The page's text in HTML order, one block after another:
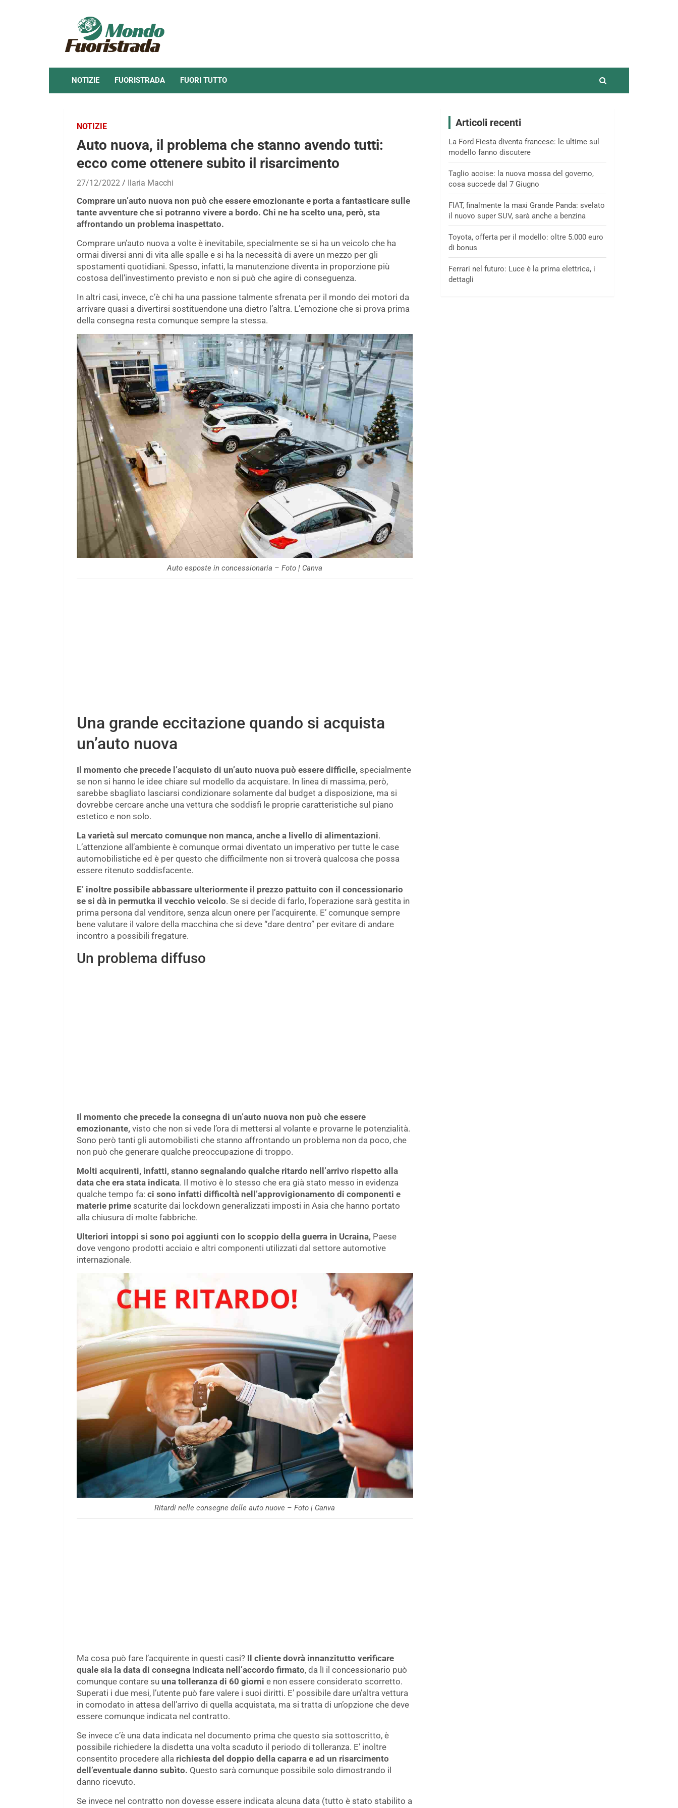
NOTIZIE FUORISTRADA FUORI TUTTO
NOTIZIE
Auto nuova, il problema che stanno avendo tutti:
ecco come ottenere subito il risarcimento
27/12/2022 Ilaria Macchi
Comprare un’auto nuova non può che essere emozionante e porta a fantasticare sulle
tante avventure che si potranno vivere a bordo. Chi ne ha scelto una, però, sta
affrontando un problema inaspettato.
Comprare un’auto nuova a volte è inevitabile, specialmente se si ha un veicolo che ha
ormai diversi anni di vita alle spalle e si ha la necessità di avere un mezzo per gli
spostamenti quotidiani. Spesso, infatti, la manutenzione diventa in proporzione più
costosa dell’investimento previsto e non si può che agire di conseguenza.
In altri casi, invece, c’è chi ha una passione talmente sfrenata per il mondo dei motori da
arrivare quasi a divertirsi sostituendone una dietro l’altra. L’emozione che si prova prima
della consegna resta comunque sempre la stessa.
Auto esposte in concessionaria – Foto | Canva
Una grande eccitazione quando si acquista
un’auto nuova
Il momento che precede l’acquisto di un’auto nuova può essere difficile, specialmente
se non si hanno le idee chiare sul modello da acquistare. In linea di massima, però,
sarebbe sbagliato lasciarsi condizionare solamente dal budget a disposizione, ma si
dovrebbe cercare anche una vettura che soddisfi le proprie caratteristiche sul piano
estetico e non solo.
La varietà sul mercato comunque non manca, anche a livello di alimentazioni.
L’attenzione all’ambiente è comunque ormai diventato un imperativo per tutte le case
automobilistiche ed è per questo che difficilmente non si troverà qualcosa che possa
essere ritenuto soddisfacente.
E’ inoltre possibile abbassare ulteriormente il prezzo pattuito con il concessionario
se si dà in permutka il vecchio veicolo. Se si decide di farlo, l’operazione sarà gestita in
prima persona dal venditore, senza alcun onere per l’acquirente. E’ comunque sempre
bene valutare il valore della macchina che si deve “dare dentro” per evitare di andare
incontro a possibili fregature.
Un problema diffuso
Il momento che precede la consegna di un’auto nuova non può che essere
emozionante, visto che non si vede l’ora di mettersi al volante e provarne le potenzialità.
Sono però tanti gli automobilisti che stanno affrontando un problema non da poco, che
non può che generare qualche preoccupazione di troppo.
Molti acquirenti, infatti, stanno segnalando qualche ritardo nell’arrivo rispetto alla
data che era stata indicata. Il motivo è lo stesso che era già stato messo in evidenza
qualche tempo fa: ci sono infatti difficoltà nell’approvigionamento di componenti e
materie prime scaturite dai lockdown generalizzati imposti in Asia che hanno portato
alla chiusura di molte fabbriche.
Ulteriori intoppi si sono poi aggiunti con lo scoppio della guerra in Ucraina, Paese
dove vengono prodotti acciaio e altri componenti utilizzati dal settore automotive
internazionale.
Ritardi nelle consegne delle auto nuove – Foto | Canva
Ma cosa può fare l’acquirente in questi casi? Il cliente dovrà innanzitutto verificare
quale sia la data di consegna indicata nell’accordo firmato, da lì il concessionario può
comunque contare su una tolleranza di 60 giorni e non essere considerato scorretto.
Superati i due mesi, l’utente può fare valere i suoi diritti. E’ possibile dare un’altra vettura
in comodato in attesa dell’arrivo di quella acquistata, ma si tratta di un’opzione che deve
essere comunque indicata nel contratto.
Se invece c’è una data indicata nel documento prima che questo sia sottoscritto, è
possibile richiedere la disdetta una volta scaduto il periodo di tolleranza. E’ inoltre
consentito procedere alla richiesta del doppio della caparra e ad un risarcimento
dell’eventuale danno subìto. Questo sarà comunque possibile solo dimostrando il
danno ricevuto.
Se invece nel contratto non dovesse essere indicata alcuna data (tutto è stato stabilito a
Articoli recenti
La Ford Fiesta diventa francese: le ultime sul
modello fanno discutere
Taglio accise: la nuova mossa del governo,
cosa succede dal 7 Giugno
FIAT, finalmente la maxi Grande Panda: svelato
il nuovo super SUV, sarà anche a benzina
Toyota, offerta per il modello: oltre 5.000 euro
di bonus
Ferrari nel futuro: Luce è la prima elettrica, i
dettagli